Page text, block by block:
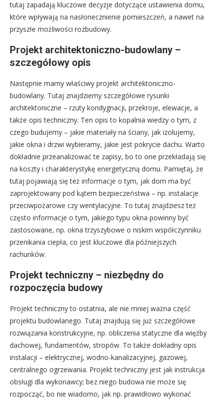
tutaj zapadają kluczowe decyzje dotyczące ustawienia domu,
które wpływają na nasłonecznienie pomieszczeń, a nawet na
przyszłe możliwości rozbudowy.
Projekt architektoniczno-budowlany –
szczegółowy opis
Następnie mamy właściwy projekt architektoniczno-
budowlany. Tutaj znajdziemy szczegółowe rysunki
architektoniczne – rzuty kondygnacji, przekroje, elewacje, a
także opis techniczny. Ten opis to kopalnia wiedzy o tym, z
czego budujemy – jakie materiały na ściany, jak izolujemy,
jakie okna i drzwi wybieramy, jakie jest pokrycie dachu. Warto
dokładnie przeanalizować te zapisy, bo to one przekładają się
na koszty i charakterystykę energetyczną domu. Pamiętaj, że
tutaj pojawiają się też informacje o tym, jak dom ma być
zaprojektowany pod kątem bezpieczeństwa – np. instalacje
przeciwpożarowe czy wentylacyjne. To tutaj znajdziesz też
często informacje o tym, jakiego typu okna powinny być
zastosowane, np. okna trzyszybowe o niskim współczynniku
przenikania ciepła, co jest kluczowe dla późniejszych
rachunków.
Projekt techniczny – niezbędny do
rozpoczęcia budowy
Projekt techniczny to ostatnia, ale nie mniej ważna część
projektu budowlanego. Tutaj znajdują się już szczegółowe
rozwiązania konstrukcyjne, np. obliczenia statyczne dla więźby
dachowej, fundamentów, stropów. To także dokładny opis
instalacji – elektrycznej, wodno-kanalizacyjnej, gazowej,
centralnego ogrzewania. Projekt techniczny jest jak instrukcja
obsługi dla wykonawcy; bez niego budowa nie może się
rozpocząć, bo nie wiadomo, jak np. prawidłowo wykonać